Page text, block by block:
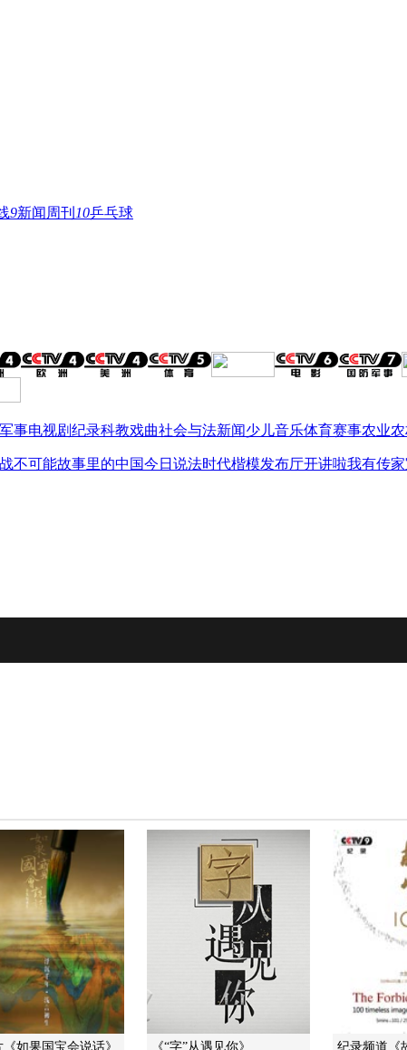
9新闻周刊 10乒乓球
事电视剧纪录科教戏曲社会与法新闻少儿音乐体育赛事农业
不可能故事里的中国今日说法时代楷模发布厅开讲啦我有传家
如果国宝会说话》 《“字”从遇见你》 纪录频道《